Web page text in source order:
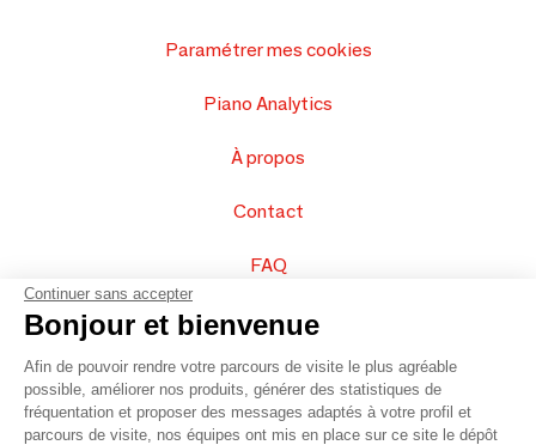
Paramétrer mes cookies
Piano Analytics
À propos
Contact
FAQ
Vendez vos produits
Plan du site
Continuer sans accepter
Bonjour et bienvenue
Afin de pouvoir rendre votre parcours de visite le plus agréable
possible, améliorer nos produits, générer des statistiques de
fréquentation et proposer des messages adaptés à votre profil et
parcours de visite, nos équipes ont mis en place sur ce site le dépôt